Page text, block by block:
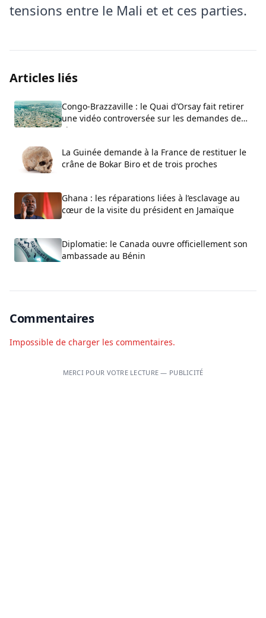
tensions entre le Mali et et ces parties.
Articles liés
Congo-Brazzaville : le Quai d’Orsay fait retirer
une vidéo controversée sur les demandes de
visa
La Guinée demande à la France de restituer le
crâne de Bokar Biro et de trois proches
Ghana : les réparations liées à l’esclavage au
cœur de la visite du président en Jamaïque
Diplomatie: le Canada ouvre officiellement son
ambassade au Bénin
Commentaires
Impossible de charger les commentaires.
MERCI POUR VOTRE LECTURE — PUBLICITÉ